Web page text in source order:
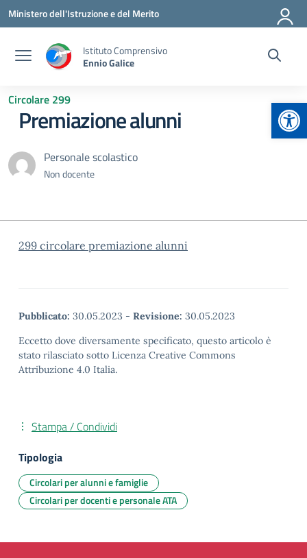
Vai ai contenuti
Vai al menu di navigazione
Vai al footer
Ministero dell'Istruzione e del Merito
Istituto Comprensivo
Ennio Galice
Circolare 299
Premiazione alunni
Personale scolastico
Non docente
299 circolare premiazione alunni
Pubblicato: 30.05.2023 - Revisione: 30.05.2023
Eccetto dove diversamente specificato, questo articolo è
stato rilasciato sotto Licenza Creative Commons
Attribuzione 4.0 Italia.
Stampa / Condividi
Tipologia
Circolari per alunni e famiglie
Circolari per docenti e personale ATA